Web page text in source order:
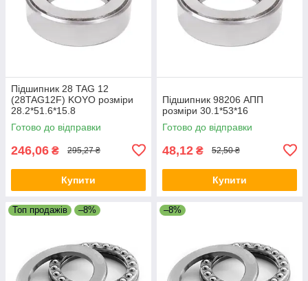
Підшипник 28 TAG 12
(28TAG12F) KOYO розміри
28.2*51.6*15.8
Готово до відправки
246,06 ₴ 295,27 ₴
Купити
Підшипник 98206 АПП
розміри 30.1*53*16
Готово до відправки
48,12 ₴ 52,50 ₴
Купити
Топ продажів –8% –8%